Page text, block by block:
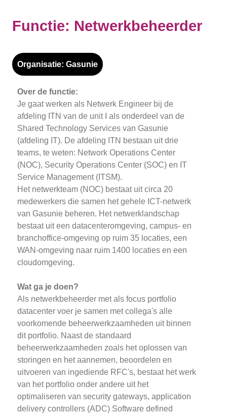
Functie: Netwerkbeheerder
Organisatie: Gasunie
Over de functie:
Je gaat werken als Netwerk Engineer bij de
afdeling ITN van de unit I als onderdeel van de
Shared Technology Services van Gasunie
(afdeling IT). De afdeling ITN bestaan uit drie
teams, te weten: Network Operations Center
(NOC), Security Operations Center (SOC) en IT
Service Management (ITSM).
Het netwerkteam (NOC) bestaat uit circa 20
medewerkers die samen het gehele ICT-netwerk
van Gasunie beheren. Het netwerklandschap
bestaat uit een datacenteromgeving, campus- en
branchoffice-omgeving op ruim 35 locaties, een
WAN-omgeving naar ruim 1400 locaties en een
cloudomgeving.
Wat ga je doen?
Als netwerkbeheerder met als focus portfolio
datacenter voer je samen met collega's alle
voorkomende beheerwerkzaamheden uit binnen
dit portfolio. Naast de standaard
beheerwerkzaamheden zoals het oplossen van
storingen en het aannemen, beoordelen en
uitvoeren van ingediende RFC's, bestaat het werk
van het portfolio onder andere uit het
optimaliseren van security gateways, application
delivery controllers (ADC) Software defined